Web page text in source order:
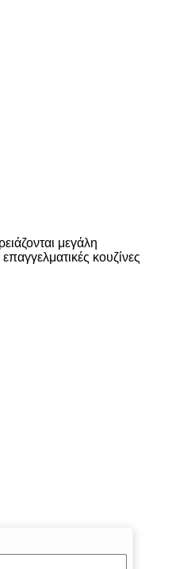
μεγάλη
κουζίνες